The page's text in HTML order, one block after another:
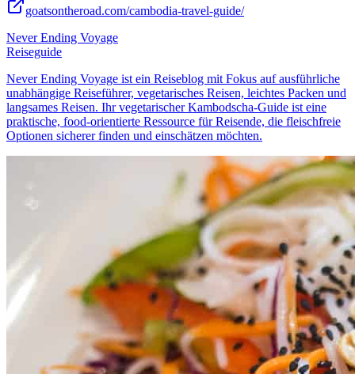
goatsontheroad.com/cambodia-travel-guide/
Never Ending Voyage
Reiseguide
Never Ending Voyage ist ein Reiseblog mit Fokus auf ausführliche
unabhängige Reiseführer, vegetarisches Reisen, leichtes Packen und
langsames Reisen. Ihr vegetarischer Kambodscha-Guide ist eine
praktische, food-orientierte Ressource für Reisende, die fleischfreie
Optionen sicherer finden und einschätzen möchten.